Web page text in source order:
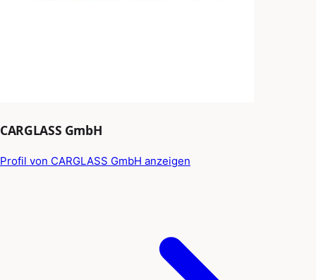
CARGLASS GmbH
Profil von CARGLASS GmbH anzeigen